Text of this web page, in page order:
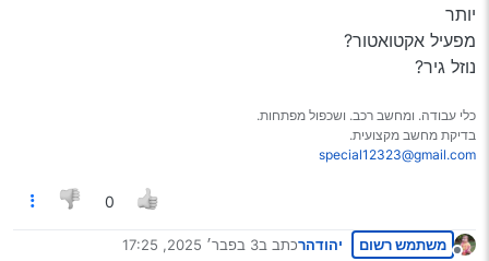
יותר
מפעיל אקטואטור?
נוזל גיר?
כלי עבודה. ומחשב רכב. ושכפול מפתחות.
בדיקת מחשב מקצועית.
special12323@gmail.com
0
משתמש רשום יהודהרכתב ב3 בפבר׳ 2025, 17:25
נערך לאחרונה על ידי